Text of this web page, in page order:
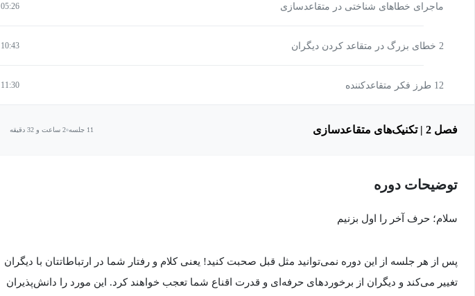
ماجرای خطاهای شناختی در متقاعدسازی 05:26
10:43
11:30
فصل 2 | تکنیک‌های متقاعد‌سازی 11 جلسه 2 ساعت و 32 دقیقه
توضیحات دوره
سلام؛ حرف آخر را اول بزنیم
پس از هر جلسه از این دوره نمی‌توانید مثل قبل صحبت کنید! یعنی کلام و رفتار شما در ارتباطاتتان با دیگران
تغییر می‌کند و دیگران از برخوردهای حرفه‌ای و قدرت اقناع شما تعجب خواهند کرد. این مورد را دانش‌پذیران